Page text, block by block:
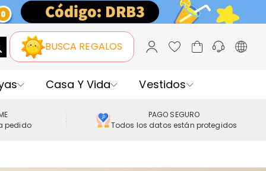
BUSCA REGALOS
Casa Y Vida Vestidos
pedido
PAGO SEGURO
Todos los datos están protegidos